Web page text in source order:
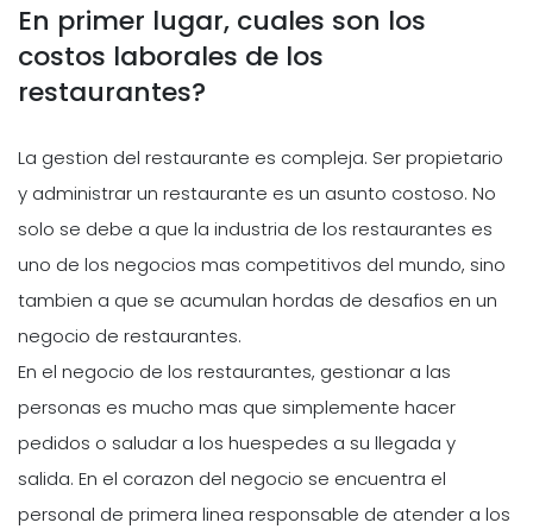
En primer lugar, cuales son los
costos laborales de los
restaurantes?
La gestion del restaurante es compleja. Ser propietario
y administrar un restaurante es un asunto costoso. No
solo se debe a que la industria de los restaurantes es
uno de los negocios mas competitivos del mundo, sino
tambien a que se acumulan hordas de desafios en un
negocio de restaurantes.
En el negocio de los restaurantes, gestionar a las
personas es mucho mas que simplemente hacer
pedidos o saludar a los huespedes a su llegada y
salida. En el corazon del negocio se encuentra el
personal de primera linea responsable de atender a los